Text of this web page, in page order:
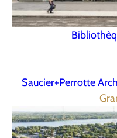
Saucier+Perrotte